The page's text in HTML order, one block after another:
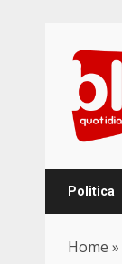
content
Politica
Home »